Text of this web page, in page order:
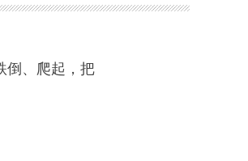
倒、爬起，把